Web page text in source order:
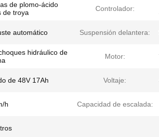
de plomo-ácido
de troya
Controlador:
automático Suspensión delantera:
hidráulico de
Motor:
de 48V 17Ah Voltaje:
h Capacidad de escalada: